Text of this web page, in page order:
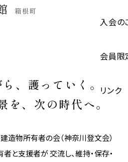
入会の
会員限
リンク
、護っていく。
を、次の時代へ。
造物所有者の会（神奈川登文会）
と支援者が 交流し、維持・保存・